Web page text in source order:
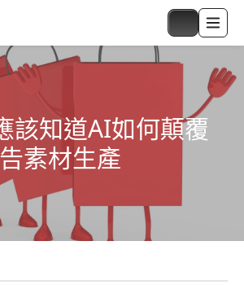
該知道AI如何顛覆
素材生產